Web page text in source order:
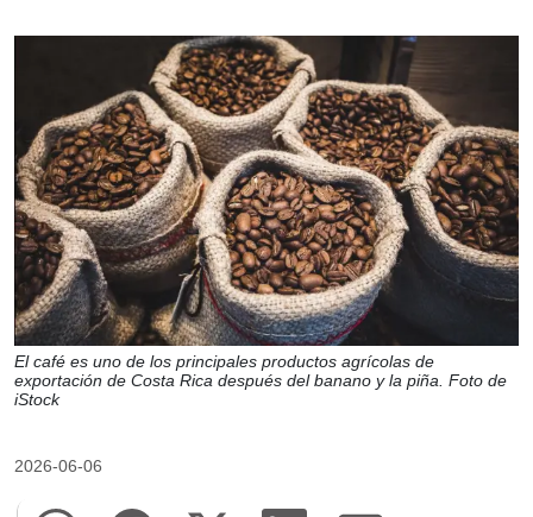
El café es uno de los principales productos agrícolas de
exportación de Costa Rica después del banano y la piña. Foto de
iStock
2026-06-06